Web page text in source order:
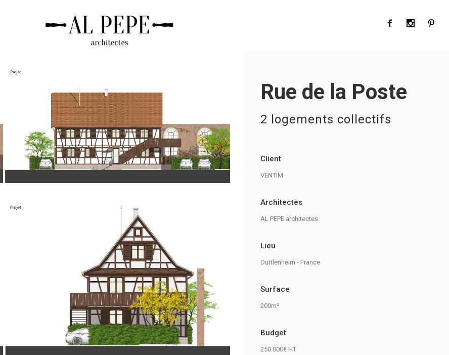
Rue de la Poste
2 logements collectifs
Client
VENTIM
Architectes
AL PEPE architectes
Lieu
Duttlenheim - France
Surface
200m²
Budget
250 000€ HT